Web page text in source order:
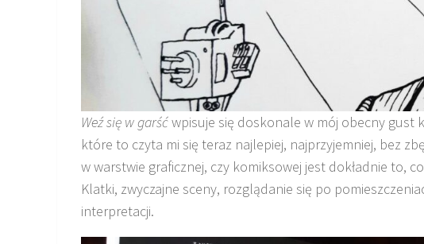
Weź się w garśćwpisuje się doskonale w mój obecny gust
które to czyta mi się teraz najlepiej, najprzyjemniej, bez
w warstwie graficznej, czy komiksowej jest dokładnie to,
Klatki, zwyczajne sceny, rozglądanie się po
interpretacji.